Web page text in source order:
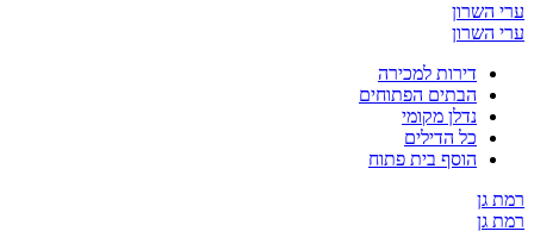
דירות למכירה
הבתים הפתוחים
נדלן מקומי
כל הדילים
הוסף בית פתוח